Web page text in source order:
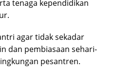
tenaga kependidikan
agar tidak sekadar
dan pembiasaan sehari-
pesantren.